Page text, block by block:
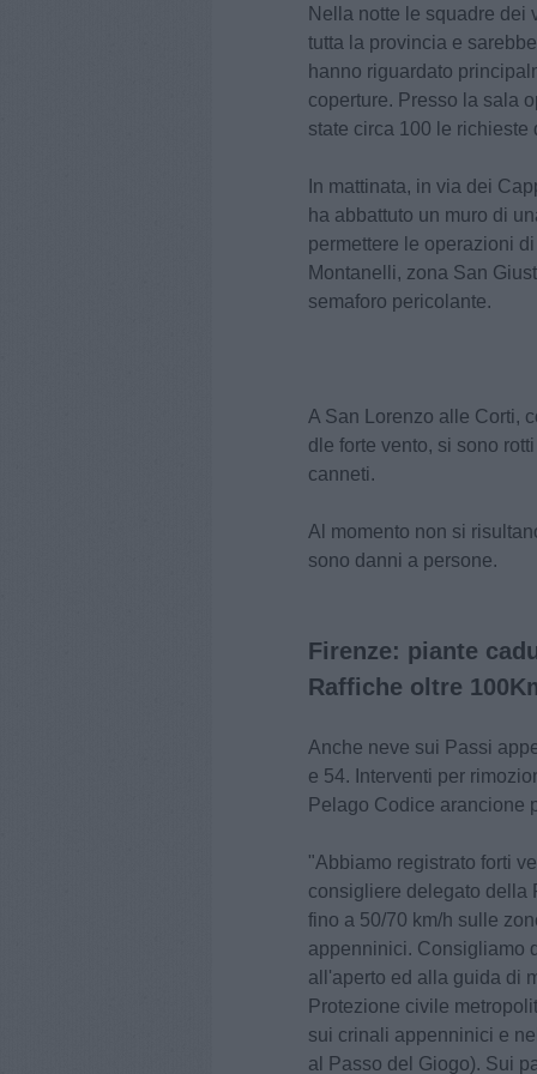
Nella notte le squadre dei
tutta la provincia e
hanno riguardato
coperture. Presso la sala
state circa 100 le richieste
In mattinata, in via dei
ha abbattuto un muro di
permettere le operazioni
Montanelli, zona San
semaforo pericolante.
A San Lorenzo alle Corti,
dle forte vento, si sono
canneti.
Al momento non si
sono danni a persone.
Firenze: piante
Raffiche oltre
Anche neve sui Passi
e 54. Interventi per
Pelago Codice arancione
"Abbiamo registrato forti
consigliere delegato della
fino a 50/70 km/h sulle
appenninici. Consigliamo
all'aperto ed alla guida di
Protezione civile
sui crinali appenninici e
al Passo del Giogo). Sui